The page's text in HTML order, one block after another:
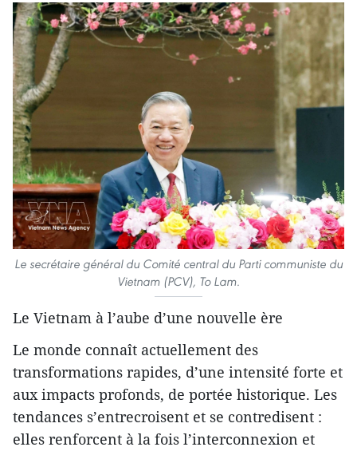
Le secrétaire général du Comité central du Parti communiste du
Vietnam (PCV), To Lam.
Le Vietnam à l’aube d’une nouvelle ère
Le monde connaît actuellement des
transformations rapides, d’une intensité forte et
aux impacts profonds, de portée historique. Les
tendances s’entrecroisent et se contredisent :
elles renforcent à la fois l’interconnexion et